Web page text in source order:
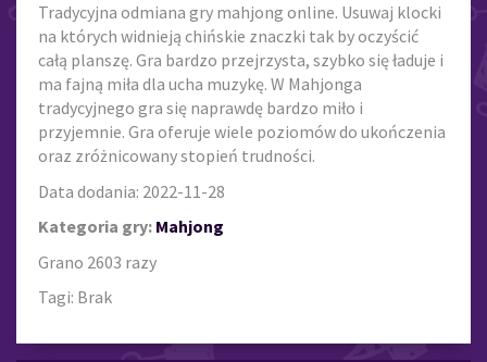
Tradycyjna odmiana gry mahjong online. Usuwaj klocki
na których widnieją chińskie znaczki tak by oczyścić
całą planszę. Gra bardzo przejrzysta, szybko się ładuje i
ma fajną miła dla ucha muzykę. W Mahjonga
tradycyjnego gra się naprawdę bardzo miło i
przyjemnie. Gra oferuje wiele poziomów do ukończenia
oraz zróżnicowany stopień trudności.
Data dodania: 2022-11-28
Kategoria gry: Mahjong
Grano 2603 razy
Tagi: Brak